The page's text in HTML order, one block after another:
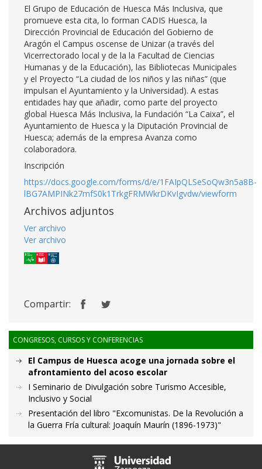
El Grupo de Educación de Huesca Más Inclusiva, que
promueve esta cita, lo forman CADIS Huesca, la
Dirección Provincial de Educación del Gobierno de
Aragón el Campus oscense de Unizar (a través del
Vicerrectorado local y de la la Facultad de Ciencias
Humanas y de la Educación), las Bibliotecas Municipales
y el Proyecto “La ciudad de los niños y las niñas” (que
impulsan el Ayuntamiento y la Universidad). A estas
entidades hay que añadir, como parte del proyecto
global Huesca Más Inclusiva, la Fundación “La Caixa”, el
Ayuntamiento de Huesca y la Diputación Provincial de
Huesca; además de la empresa Avanza como
colaboradora.
Inscripción
https://docs.google.com/forms/d/e/1FAIpQLSeSoQw3n5a8B-
lBG7AMPINk27mfS0k1TrkgFRMWkrDKvIgvdw/viewform
Archivos adjuntos
Ver archivo
Ver archivo
Compartir:
CONGRESOS, CURSOS Y CONFERENCIAS
El Campus de Huesca acoge una jornada sobre el
afrontamiento del acoso escolar
I Seminario de Divulgación sobre Turismo Accesible,
Inclusivo y Social
Presentación del libro "Excomunistas. De la Revolución a
la Guerra Fría cultural: Joaquín Maurín (1896-1973)"